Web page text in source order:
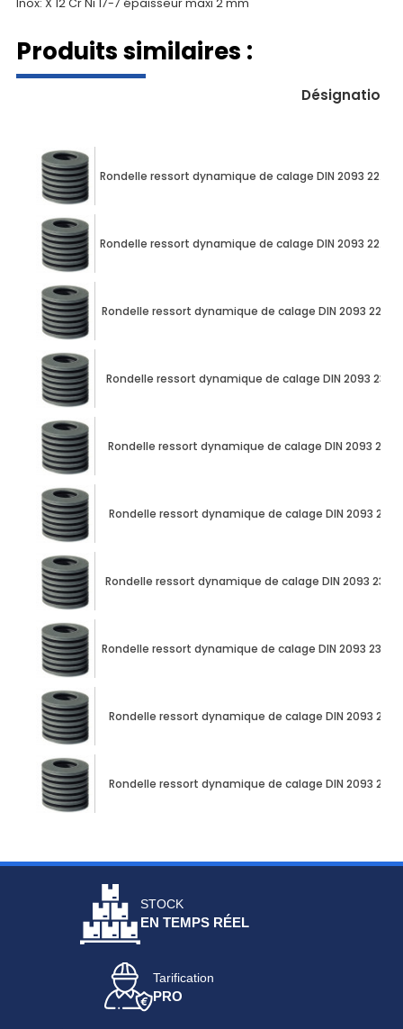
Inox: X 12 Cr Ni 17-7 épaisseur maxi 2 mm
Produits similaires :
Désignation
Rondelle ressort dynamique de calage DIN 2093
Rondelle ressort dynamique de calage DIN 2093
Rondelle ressort dynamique de calage DIN 2093
Rondelle ressort dynamique de calage DIN 2093
Rondelle ressort dynamique de calage DIN 2093
Rondelle ressort dynamique de calage DIN 2093
Rondelle ressort dynamique de calage DIN 2093
Rondelle ressort dynamique de calage DIN 2093
Rondelle ressort dynamique de calage DIN 2093
Rondelle ressort dynamique de calage DIN 2093
STOCK
EN TEMPS RÉEL
Tarification
PRO